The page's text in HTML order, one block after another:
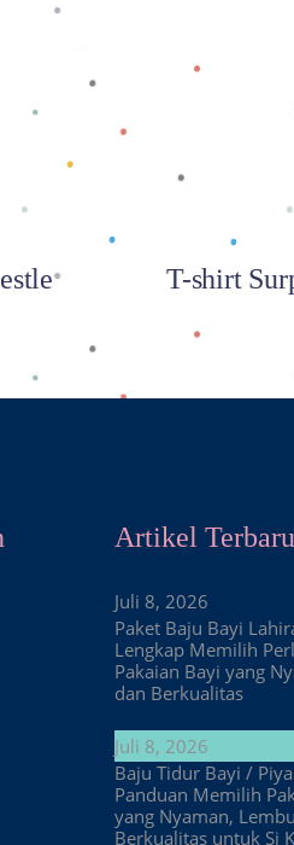
Baca
T-shirt
Artikel Terbaru
Juli 8, 2026
Paket Baju Bayi
Lengkap Memilih
Pakaian Bayi yang
dan Berkualitas
Juli 8, 2026
Baju Tidur Bayi /
Panduan Memilih
yang Nyaman,
Berkualitas untuk Si